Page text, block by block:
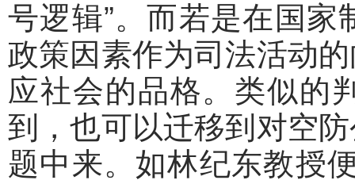
号逻辑”。而若是在国
政策因素作为司法活动
应社会的品格。类似的
到，也可以迁移到对空
题中来。如林纪东教授